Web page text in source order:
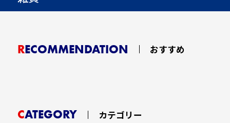
RECOMMENDATION おすすめ
CATEGORY カテゴリー